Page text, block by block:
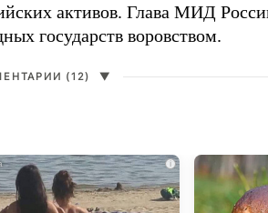
активов. Глава МИД
государств воровством.
(12) ▼
i